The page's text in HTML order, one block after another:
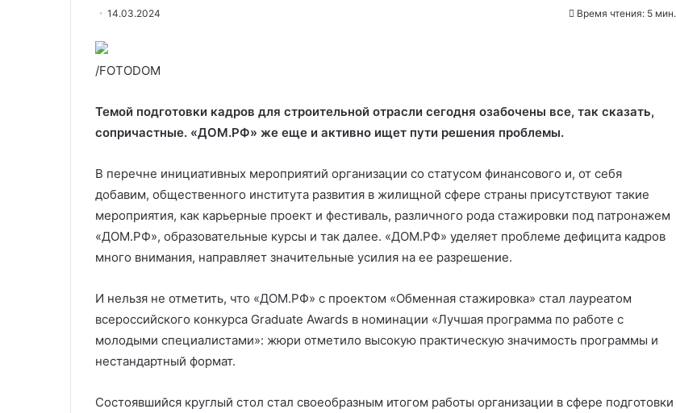
14.03.2024 Время чтения: 5 мин.
/FOTODOM
Темой подготовки кадров для строительной отрасли сегодня озабочены все, так сказать,
сопричастные. «ДОМ.РФ» же еще и активно ищет пути решения проблемы.
В перечне инициативных мероприятий организации со статусом финансового и, от себя
добавим, общественного института развития в жилищной сфере страны присутствуют такие
мероприятия, как карьерные проект и фестиваль, различного рода стажировки под патронажем
«ДОМ.РФ», образовательные курсы и так далее. «ДОМ.РФ» уделяет проблеме дефицита кадров
много внимания, направляет значительные усилия на ее разрешение.
И нельзя не отметить, что «ДОМ.РФ» с проектом «Обменная стажировка» стал лауреатом
всероссийского конкурса Graduate Awards в номинации «Лучшая программа по работе с
молодыми специалистами»: жюри отметило высокую практическую значимость программы и
нестандартный формат.
Состоявшийся круглый стол стал своеобразным итогом работы организации в сфере подготовки